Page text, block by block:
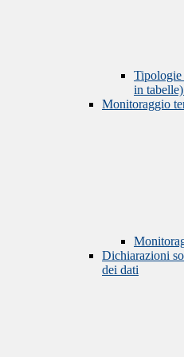
Tipologie
in tabelle)
Monitoraggio
Dichiarazioni
dei dati